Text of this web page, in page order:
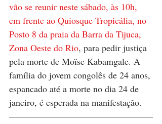
vão se reunir neste sábado, às 10h,
em frente ao Quiosque Tropicália, no
Posto 8 da praia da Barra da Tijuca,
Zona Oeste do Rio, para pedir justiça
pela morte de Moïse Kabamgale. A
família do jovem congolês de 24 anos,
espancado até a morte no dia 24 de
janeiro, é esperada na manifestação.